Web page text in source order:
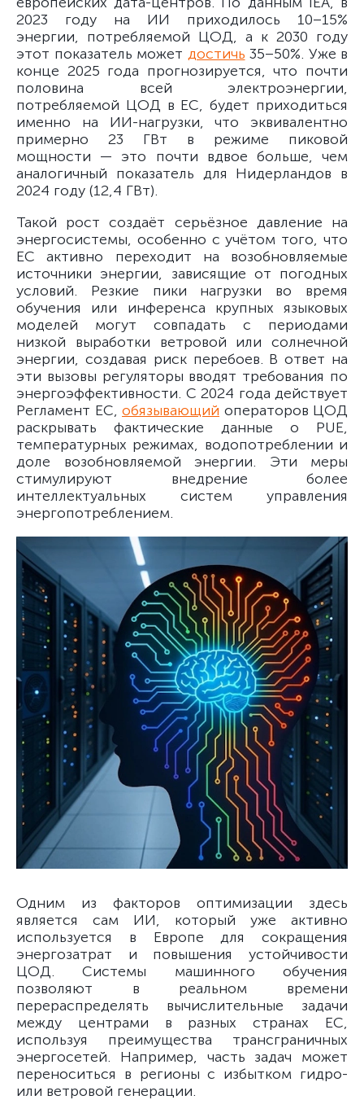
2023 году на ИИ приходилось 10–15%
энергии, потребляемой ЦОД, а к 2030 году
этот показатель может достичь 35–50%. Уже в
конце 2025 года прогнозируется, что почти
половина всей электроэнергии,
потребляемой ЦОД в ЕС, будет приходиться
именно на ИИ-нагрузки, что эквивалентно
примерно 23 ГВт в режиме пиковой
мощности — это почти вдвое больше, чем
аналогичный показатель для Нидерландов в
2024 году (12,4 ГВт).
Такой рост создаёт серьёзное давление на
энергосистемы, особенно с учётом того, что
ЕС активно переходит на возобновляемые
источники энергии, зависящие от погодных
условий. Резкие пики нагрузки во время
обучения или инференса крупных языковых
моделей могут совпадать с периодами
низкой выработки ветровой или солнечной
энергии, создавая риск перебоев. В ответ на
эти вызовы регуляторы вводят требования по
энергоэффективности. С 2024 года действует
Регламент ЕС, обязывающий операторов ЦОД
раскрывать фактические данные о PUE,
температурных режимах, водопотреблении и
доле возобновляемой энергии. Эти меры
стимулируют внедрение более
интеллектуальных систем управления
энергопотреблением.
Одним из факторов оптимизации здесь
является сам ИИ, который уже активно
используется в Европе для сокращения
энергозатрат и повышения устойчивости
ЦОД. Системы машинного обучения
позволяют в реальном времени
перераспределять вычислительные задачи
между центрами в разных странах ЕС,
используя преимущества трансграничных
энергосетей. Например, часть задач может
переноситься в регионы с избытком гидро-
или ветровой генерации.